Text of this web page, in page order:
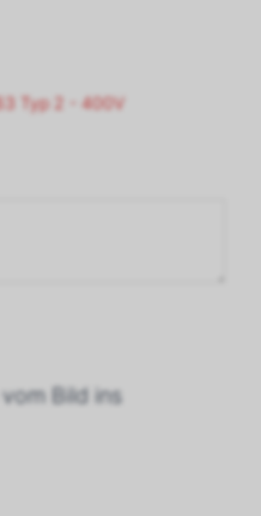
Typ 2 - 400V
vom Bild ins